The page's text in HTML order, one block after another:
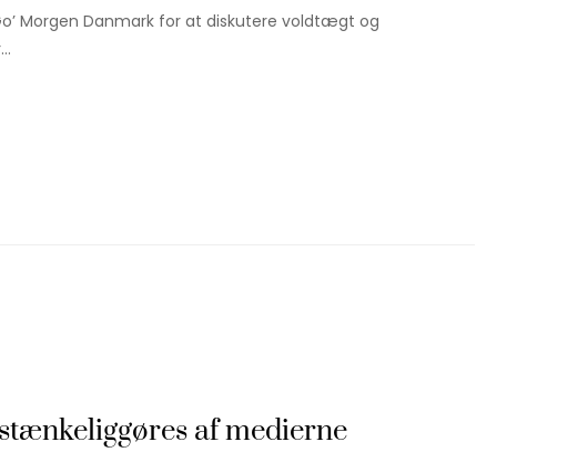
Morgen Danmark for at diskutere voldtægt og
af medierne